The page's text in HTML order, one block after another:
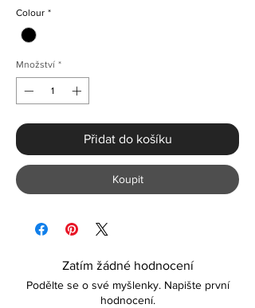
Colour *
Množství *
Přidat do košíku
Koupit
Zatím žádné hodnocení
Podělte se o své myšlenky. Napište první
hodnocení.